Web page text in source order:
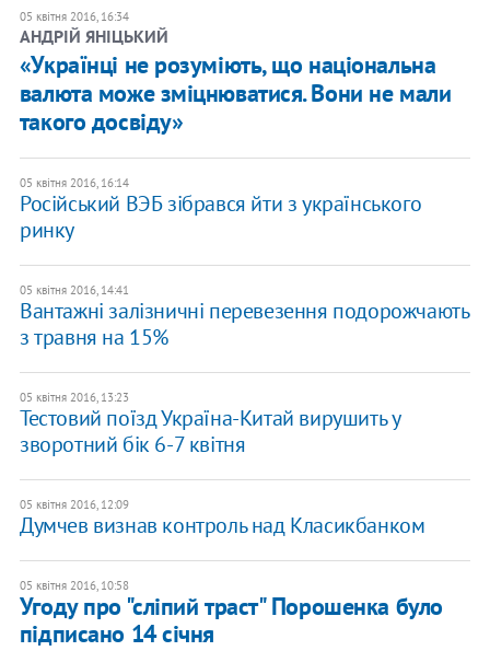
05 квітня 2016, 16:34
АНДРІЙ ЯНІЦЬКИЙ
«Українці не розуміють, що національна
валюта може зміцнюватися. Вони не мали
такого досвіду»
05 квітня 2016, 16:14
Російський ВЭБ зібрався йти з українського
ринку
05 квітня 2016, 14:41
Вантажні залізничні перевезення подорожчають
з травня на 15%
05 квітня 2016, 13:23
Тестовий поїзд Україна-Китай вирушить у
зворотний бік 6-7 квітня
05 квітня 2016, 12:09
Думчев визнав контроль над Класикбанком
05 квітня 2016, 10:58
Угоду про "сліпий траст" Порошенка було
підписано 14 січня